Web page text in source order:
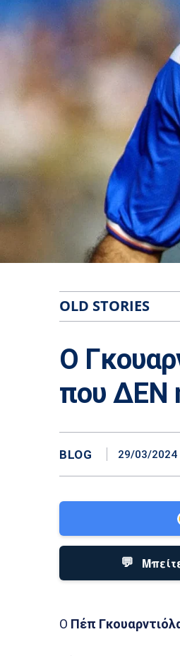
OLD STORIES
Ο
που ΔΕΝ
BLOG 29/03/2024
💬
Ο Πέπ